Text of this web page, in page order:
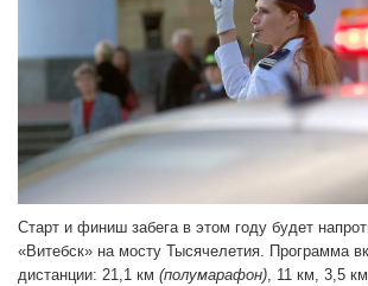
Старт и финиш забега в этом году будет
«Витебск» на мосту Тысячелетия. Программа
дистанции: 21,1 км (полумарафон) , 11 км, 3,5